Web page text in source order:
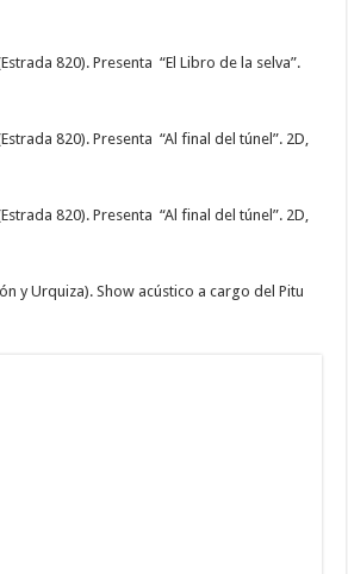
820). Presenta “El Libro de la selva”.
820). Presenta “Al final del túnel”. 2D,
820). Presenta “Al final del túnel”. 2D,
y Urquiza). Show acústico a cargo del Pitu